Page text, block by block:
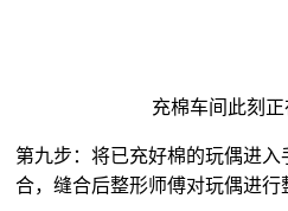
充棉车间此刻
第九步：将已充好棉的玩偶进
合，缝合后整形师傅对玩偶进行